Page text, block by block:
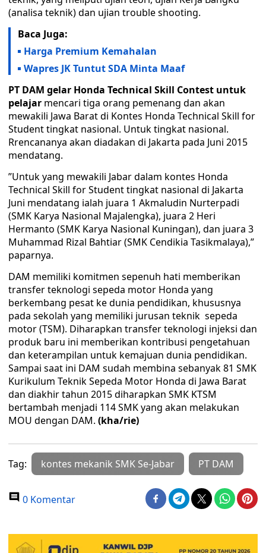
(analisa teknik) dan ujian trouble shooting.
Baca Juga:
Harga Premium Kemahalan
Wapres JK Tuntut SDA Minta Maaf
PT DAM gelar Honda Technical Skill Contest untuk
pelajar mencari tiga orang pemenang dan akan
mewakili Jawa Barat di Kontes Honda Technical Skill for
Student tingkat nasional. Untuk tingkat nasional.
Rrencananya akan diadakan di Jakarta pada Juni 2015
mendatang.
”Untuk yang mewakili Jabar dalam kontes Honda
Technical Skill for Student tingkat nasional di Jakarta
Juni mendatang ialah juara 1 Akmaludin Nurterpadi
(SMK Karya Nasional Majalengka), juara 2 Heri
Hermanto (SMK Karya Nasional Kuningan), dan juara 3
Muhammad Rizal Bahtiar (SMK Cendikia Tasikmalaya),”
paparnya.
DAM memiliki komitmen sepenuh hati memberikan
transfer teknologi sepeda motor Honda yang
berkembang pesat ke dunia pendidikan, khususnya
pada sekolah yang memiliki jurusan teknik sepeda
motor (TSM). Diharapkan transfer teknologi injeksi dan
produk baru ini memberikan kontribusi pengetahuan
dan keterampilan untuk kemajuan dunia pendidikan.
Sampai saat ini DAM sudah membina sebanyak 81 SMK
Kurikulum Teknik Sepeda Motor Honda di Jawa Barat
dan diakhir tahun 2015 diharapkan SMK KTSM
bertambah menjadi 114 SMK yang akan melakukan
MOU dengan DAM. (kha/rie)
Tag: kontes mekanik SMK Se-Jabar PT DAM
0 Komentar